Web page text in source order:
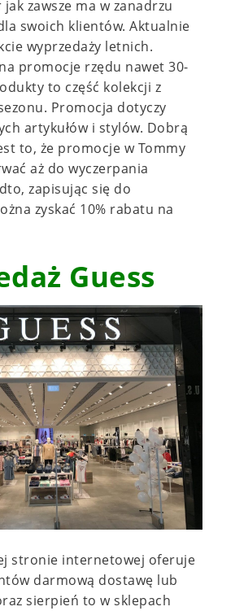
zawsze ma w zanadrzu
swoich klientów. Aktualnie
wyprzedaży letnich.
promocje rzędu nawet 30-
to część kolekcji z
Promocja dotyczy
artykułów i stylów. Dobrą
to, że promocje w Tommy
aż do wyczerpania
zapisując się do
zyskać 10% rabatu na
Guess
stronie internetowej oferuje
darmową dostawę lub
sierpień to w sklepach